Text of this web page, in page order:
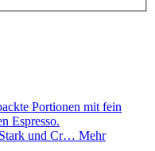
Portionen mit fein
Espresso.
und Cr… Mehr